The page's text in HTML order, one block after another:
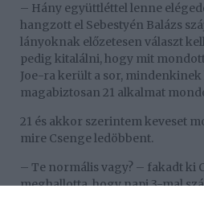
– Hány együttléttel lenne
hangzott el Sebestyén Balázs
lányoknak előzetesen választ
pedig kitalálni, hogy mit
Joe-ra került a sor, mindenkinek
magabiztosan 21 alkalmat
21 és akkor szerintem keveset
mire Csenge ledöbbent.
– Te normális vagy? – fakadt ki
meghallotta, hogy napi 3-mal
eredeti válasza a 10 volt, mire